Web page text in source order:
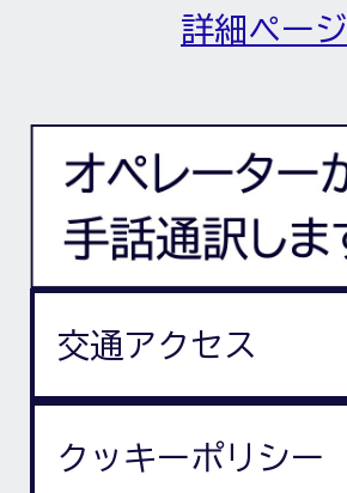
詳細ページ
交通アクセス
クッキーポリシー